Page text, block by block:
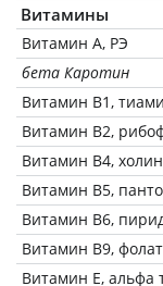
Витамины
Витамин А, РЭ
бета Каротин
Витамин В1,
Витамин В2,
Витамин В4, холин
Витамин В5,
Витамин В6,
Витамин В9,
Витамин Е, альфа